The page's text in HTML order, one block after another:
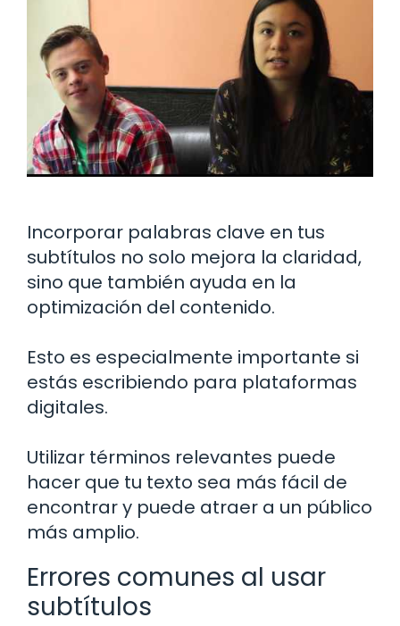
Incorporar palabras clave en tus
subtítulos no solo mejora la claridad,
sino que también ayuda en la
optimización del contenido.
Esto es especialmente importante si
estás escribiendo para plataformas
digitales.
Utilizar términos relevantes puede
hacer que tu texto sea más fácil de
encontrar y puede atraer a un público
más amplio.
Errores comunes al usar
subtítulos